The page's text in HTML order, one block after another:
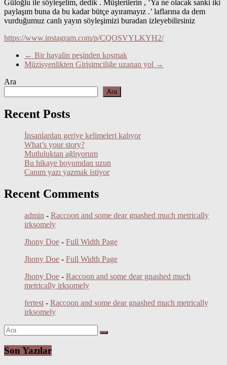
Güloğlu ile söyleşelim, dedik . Müşterilerin , ‘Ya ne olacak sanki iki
paylaşım buna da bu kadar bütçe ayıramayız .’ laflarına da dem
vurduğumuz canlı yayın söyleşimizi buradan izleyebilirsiniz
https://www.instagram.com/p/CQOSVYLKYH2/
← Bir hayalin peşinden koşmak
Müzisyenlikten Girişimciliğe uzanan yol →
Ara
Ara
Recent Posts
İnsanlardan geriye kelimeleri kalıyor
What’s your story?
Mutluluktan ağlıyorum
Bu hikaye boyumdan uzun
Canım yazı yazmak istiyor
Recent Comments
admin - Raccoon and some dear gnashed much metrically
irksomely
Jhony Doe - Full Width Page
Jhony Doe - Full Width Page
Jhony Doe - Raccoon and some dear gnashed much
metrically irksomely
fertest - Raccoon and some dear gnashed much metrically
irksomely
Son Yazılar